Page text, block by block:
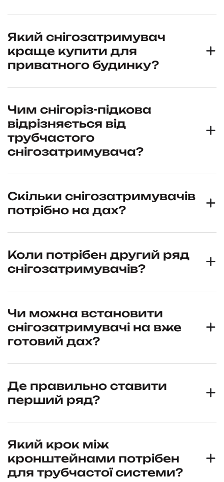
Який снігозатримувач
краще купити для
приватного будинку?
Чим снігоріз-підкова
відрізняється від
трубчастого
снігозатримувача?
Скільки снігозатримувачів
потрібно на дах?
Коли потрібен другий ряд
снігозатримувачів?
Чи можна встановити
снігозатримувачі на вже
готовий дах?
Де правильно ставити
перший ряд?
Який крок між
кронштейнами потрібен
для трубчастої системи?